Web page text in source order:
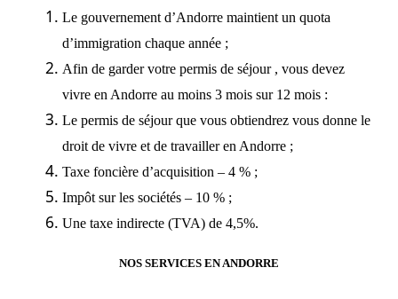
Le gouvernement d’Andorre maintient un quota
d’immigration chaque année ;
Afin de garder votre permis de séjour , vous devez
vivre en Andorre au moins 3 mois sur 12 mois :
Le permis de séjour que vous obtiendrez vous donne le
droit de vivre et de travailler en Andorre ;
Taxe foncière d’acquisition – 4 % ;
Impôt sur les sociétés – 10 % ;
Une taxe indirecte (TVA) de 4,5%.
NOS SERVICES EN ANDORRE